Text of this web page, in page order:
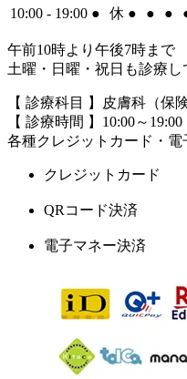
10:00 - 19:00 ● 休 ● ● ●
午前10時より午後7時まで
土曜・日曜・祝日も診療し
【 診療科目 】皮膚科（保
【 診療時間 】10:00～
各種クレジットカード・
クレジットカード
QRコード決済
電子マネー決済